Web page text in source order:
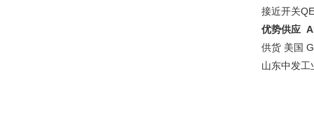
接近开关
优势供应
供货 美国
山东中发工